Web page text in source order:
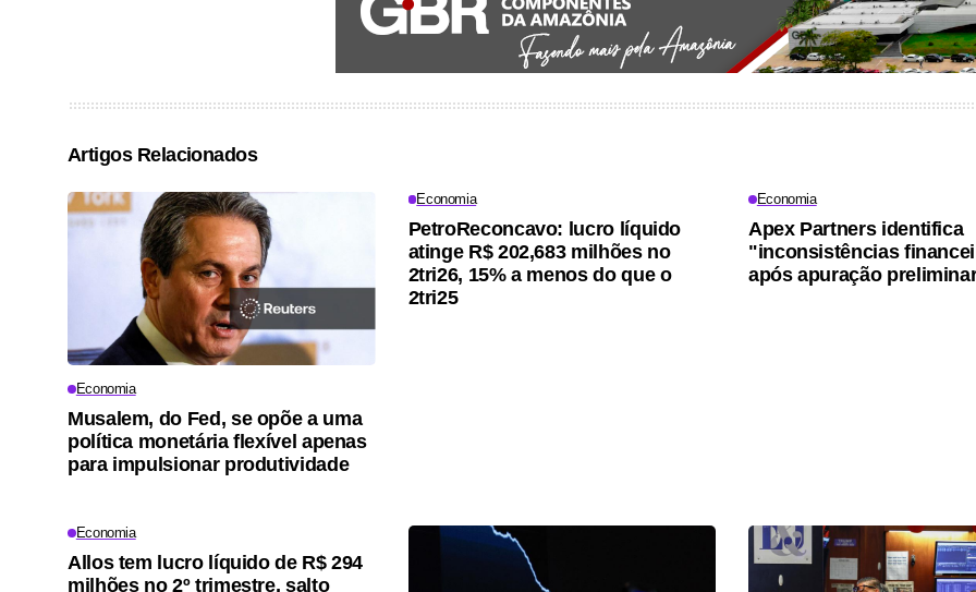
Artigos Relacionados
Economia
Musalem, do Fed, se opõe a uma
política monetária flexível apenas
para impulsionar produtividade
Economia
PetroReconcavo: lucro líquido
atinge R$ 202,683 milhões no
2tri26, 15% a menos do que o
2tri25
Economia
Apex Partners identifica
"inconsistências
após apuração
Economia
Allos tem lucro líquido de R$ 294
milhões no 2º trimestre, salto